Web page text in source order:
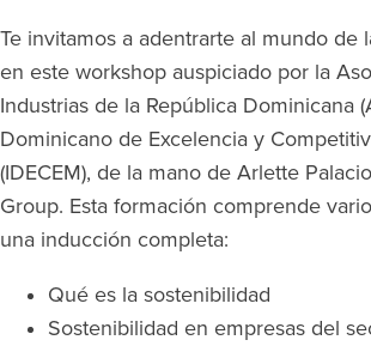
Te invitamos a adentrarte al mundo de
en este workshop auspiciado por la
Industrias de la República Dominicana
Dominicano de Excelencia y
(IDECEM), de la mano de Arlette
Group. Esta formación comprende
una inducción completa:
Qué es la sostenibilidad
Sostenibilidad en empresas del